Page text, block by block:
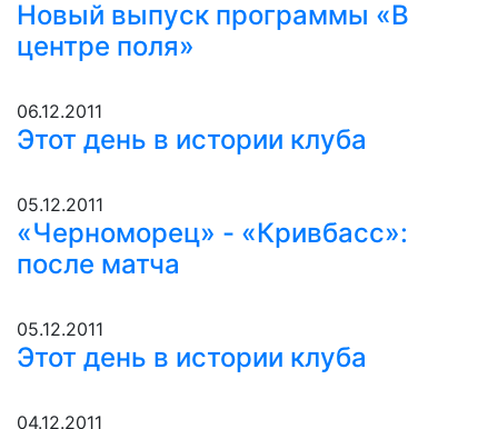
Новый выпуск программы «В
центре поля»
06.12.2011
Этот день в истории клуба
05.12.2011
«Черноморец» - «Кривбасс»:
после матча
05.12.2011
Этот день в истории клуба
04.12.2011